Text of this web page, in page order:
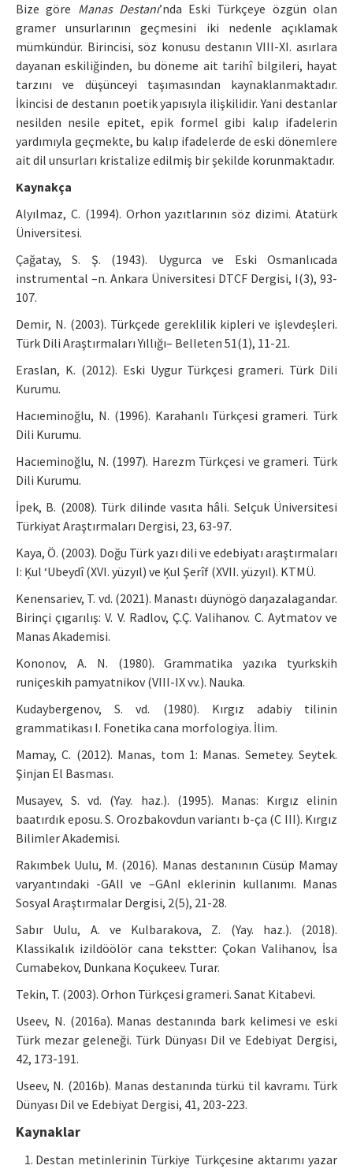
Bize göre Manas Destanı’nda Eski Türkçeye özgün olan
gramer unsurlarının geçmesini iki nedenle açıklamak
mümkündür. Birincisi, söz konusu destanın VIII-XI. asırlara
dayanan eskiliğinden, bu döneme ait tarihî bilgileri, hayat
tarzını ve düşünceyi taşımasından kaynaklanmaktadır.
İkincisi de destanın poetik yapısıyla ilişkilidir. Yani destanlar
nesilden nesile epitet, epik formel gibi kalıp ifadelerin
yardımıyla geçmekte, bu kalıp ifadelerde de eski dönemlere
ait dil unsurları kristalize edilmiş bir şekilde korunmaktadır.
Kaynakça
Alyılmaz, C. (1994). Orhon yazıtlarının söz dizimi. Atatürk
Üniversitesi.
Çağatay, S. Ş. (1943). Uygurca ve Eski Osmanlıcada
instrumental –n. Ankara Üniversitesi DTCF Dergisi, I(3), 93-
107.
Demir, N. (2003). Türkçede gereklilik kipleri ve işlevdeşleri.
Türk Dili Araştırmaları Yıllığı– Belleten 51(1), 11-21.
Eraslan, K. (2012). Eski Uygur Türkçesi grameri. Türk Dili
Kurumu.
Hacıeminoğlu, N. (1996). Karahanlı Türkçesi grameri. Türk
Dili Kurumu.
Hacıeminoğlu, N. (1997). Harezm Türkçesi ve grameri. Türk
Dili Kurumu.
İpek, B. (2008). Türk dilinde vasıta hâli. Selçuk Üniversitesi
Türkiyat Araştırmaları Dergisi, 23, 63-97.
Kaya, Ö. (2003). Doğu Türk yazı dili ve edebiyatı araştırmaları
I: Ķul ‘Ubeydî (XVI. yüzyıl) ve Ķul Şerîf (XVII. yüzyıl). KTMÜ.
Kenensariev, T. vd. (2021). Manastı düynögö daŋazalagandar.
Birinçi çıgarılış: V. V. Radlov, Ç.Ç. Valihanov. C. Aytmatov ve
Manas Akademisi.
Kononov, A. N. (1980). Grammatika yazıka tyurkskih
runiçeskih pamyatnikov (VIII-IX vv.). Nauka.
Kudaybergenov, S. vd. (1980). Kırgız adabiy tilinin
grammatikası I. Fonetika cana morfologiya. İlim.
Mamay, C. (2012). Manas, tom 1: Manas. Semetey. Seytek.
Şinjan El Basması.
Musayev, S. vd. (Yay. haz.). (1995). Manas: Kırgız elinin
baatırdık eposu. S. Orozbakovdun variantı b-ça (C III). Kırgız
Bilimler Akademisi.
Rakımbek Uulu, M. (2016). Manas destanının Cüsüp Mamay
varyantındaki -GAlI ve –GAnI eklerinin kullanımı. Manas
Sosyal Araştırmalar Dergisi, 2(5), 21-28.
Sabır Uulu, A. ve Kulbarakova, Z. (Yay. haz.). (2018).
Klassikalık izildöölör cana tekstter: Çokan Valihanov, İsa
Cumabekov, Dunkana Koçukeev. Turar.
Tekin, T. (2003). Orhon Türkçesi grameri. Sanat Kitabevi.
Useev, N. (2016a). Manas destanında bark kelimesi ve eski
Türk mezar geleneği. Türk Dünyası Dil ve Edebiyat Dergisi,
42, 173-191.
Useev, N. (2016b). Manas destanında türkü til kavramı. Türk
Dünyası Dil ve Edebiyat Dergisi, 41, 203-223.
Kaynaklar
Destan metinlerinin Türkiye Türkçesine aktarımı yazar